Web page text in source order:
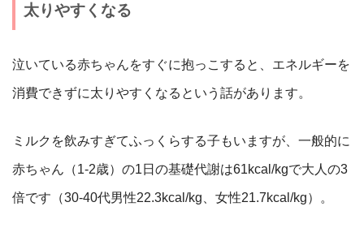
太りやすくなる
泣いている赤ちゃんをすぐに抱っこすると、エネルギーを
消費できずに太りやすくなるという話があります。
ミルクを飲みすぎてふっくらする子もいますが、一般的に
赤ちゃん（1-2歳）の1日の基礎代謝は61kcal/kgで大人の3
倍です（30-40代男性22.3kcal/kg、女性21.7kcal/kg）。